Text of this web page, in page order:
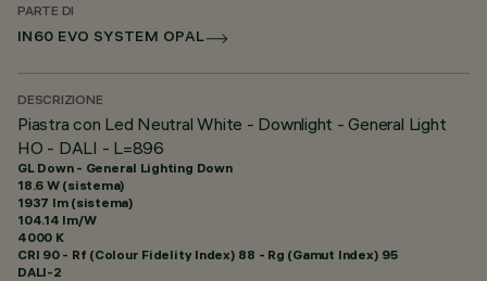
PARTE DI
IN60 EVO SYSTEM OPAL
DESCRIZIONE
Piastra con Led Neutral White - Downlight - General Light
HO - DALI - L=896
GL Down - General Lighting Down
18.6 W (sistema)
1937 lm (sistema)
104.14 lm/W
4000 K
CRI 90- Rf (Colour Fidelity Index) 88 - Rg (Gamut Index) 95
DALI-2